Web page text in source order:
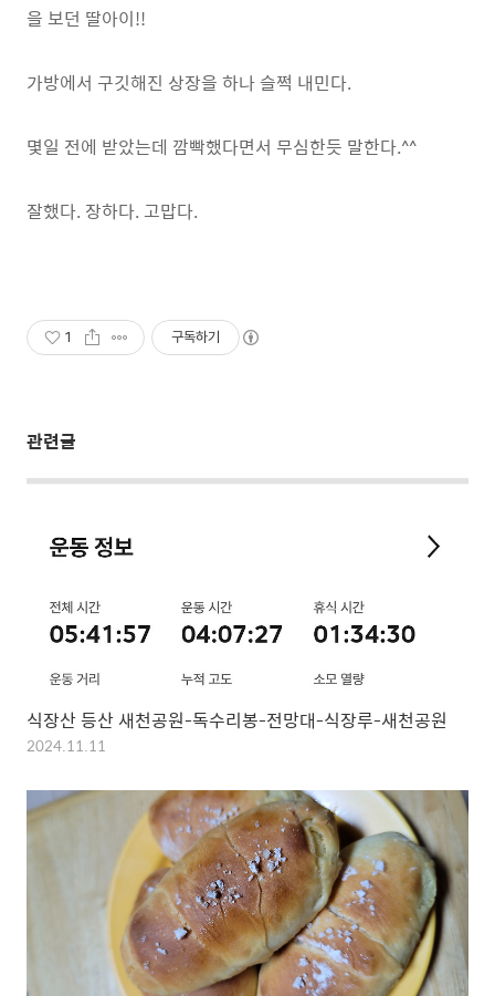
을 보던 딸아이!!
가방에서 구깃해진 상장을 하나 슬쩍 내민다.
몇일 전에 받았는데 깜빡했다면서 무심한듯 말한다.^^
잘했다. 장하다. 고맙다.
1 구독하기
관련글
식장산 등산 새천공원-독수리봉-전망대-식장루-새천공원
2024.11.11